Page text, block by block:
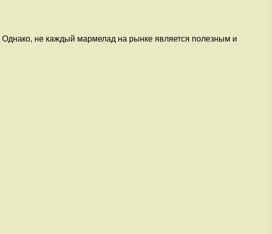
не каждый мармелад на рынке является полезным и